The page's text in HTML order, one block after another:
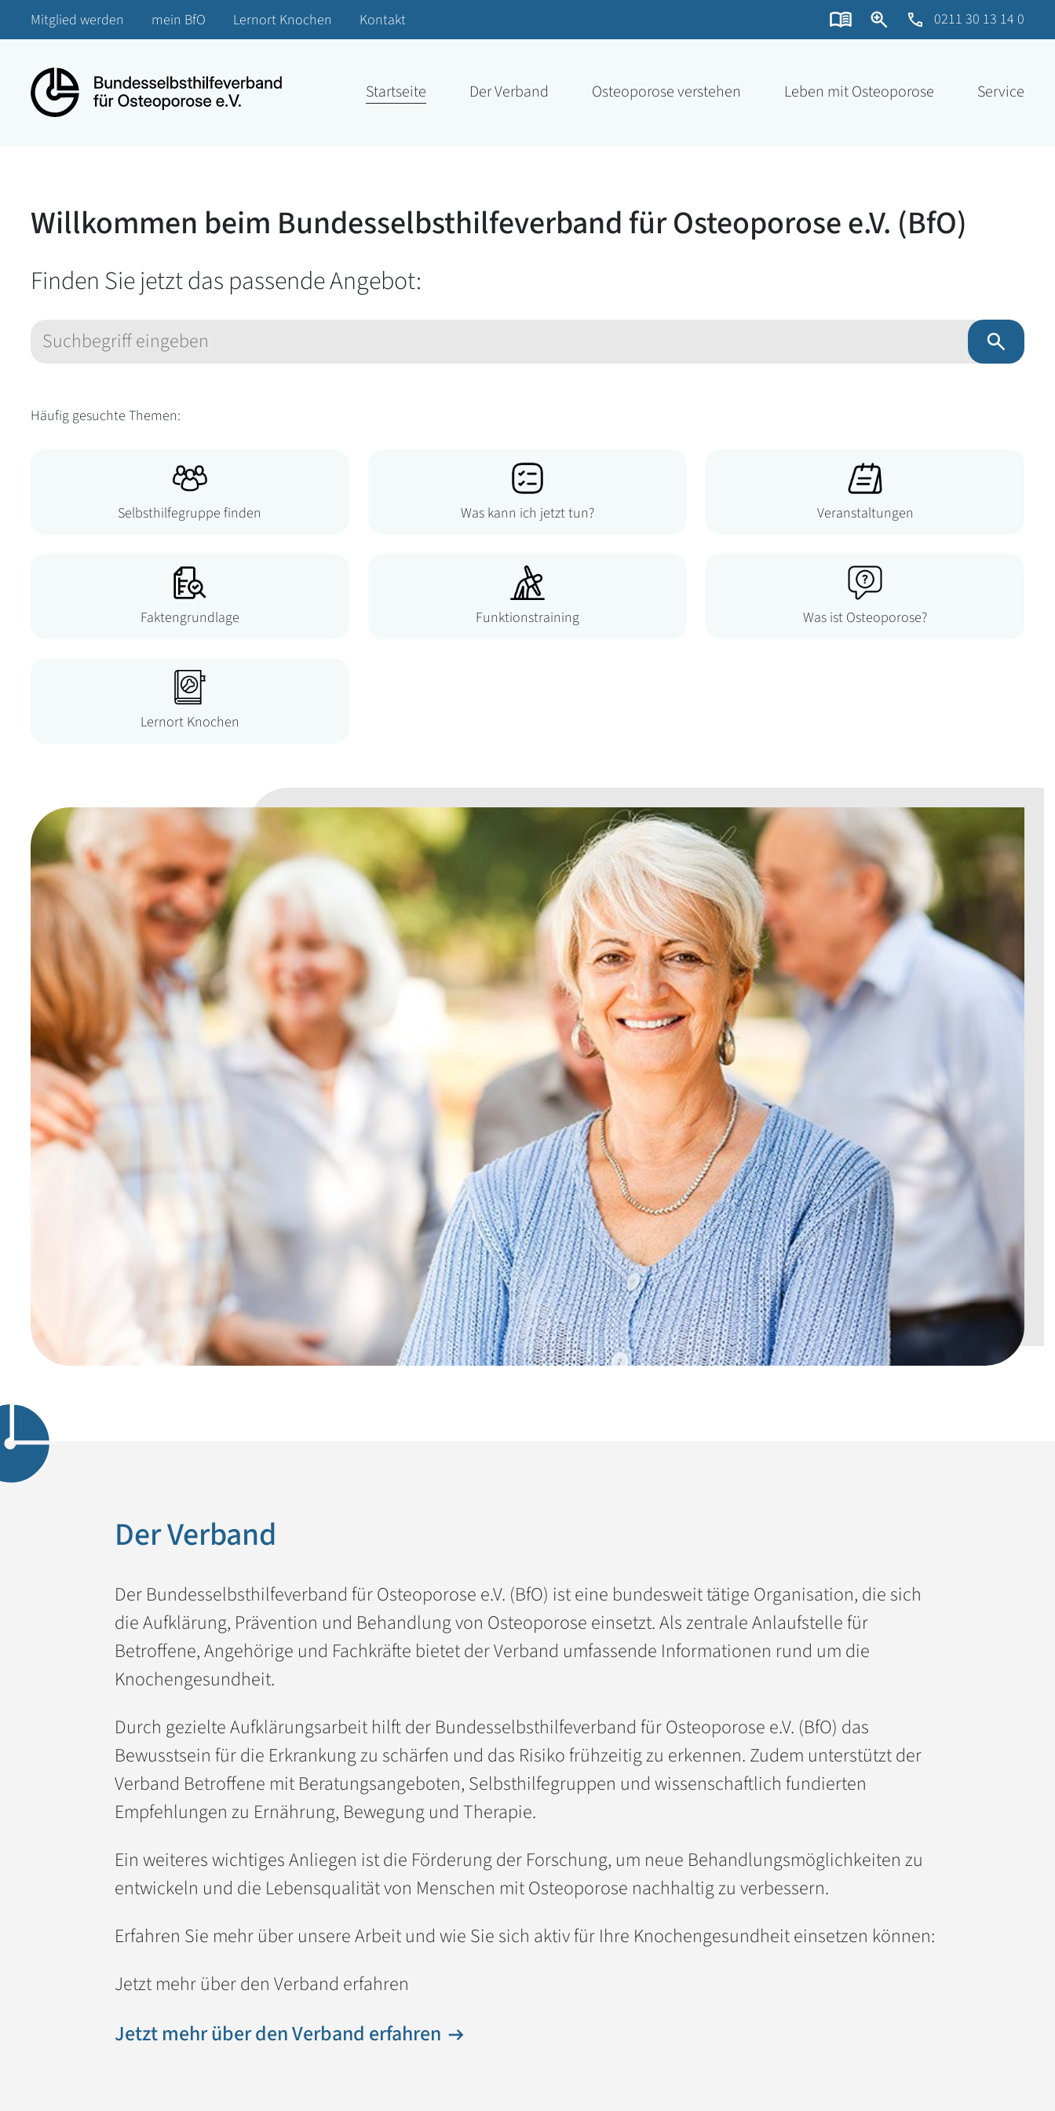
Mitglied werden mein BfO Lernort Knochen Kontakt 0211 30 13 14 0
Startseite Der Verband Osteoporose verstehen Leben mit Osteoporose Service
Willkommen beim Bundesselbsthilfeverband für Osteoporose e.V. (BfO)
Finden Sie jetzt das passende Angebot:
Suchen
Häufig gesuchte Themen:
Selbsthilfegruppe finden Was kann ich jetzt tun? Veranstaltungen
Faktengrundlage Funktionstraining Was ist Osteoporose?
Lernort Knochen
Der Verband
Der Bundesselbsthilfeverband für Osteoporose e.V. (BfO) ist eine bundesweit tätige Organisation, die sich
die Aufklärung, Prävention und Behandlung von Osteoporose einsetzt. Als zentrale Anlaufstelle für
Betroffene, Angehörige und Fachkräfte bietet der Verband umfassende Informationen rund um die
Knochengesundheit.
Durch gezielte Aufklärungsarbeit hilft der Bundesselbsthilfeverband für Osteoporose e.V. (BfO) das
Bewusstsein für die Erkrankung zu schärfen und das Risiko frühzeitig zu erkennen. Zudem unterstützt der
Verband Betroffene mit Beratungsangeboten, Selbsthilfegruppen und wissenschaftlich fundierten
Empfehlungen zu Ernährung, Bewegung und Therapie.
Ein weiteres wichtiges Anliegen ist die Förderung der Forschung, um neue Behandlungsmöglichkeiten zu
entwickeln und die Lebensqualität von Menschen mit Osteoporose nachhaltig zu verbessern.
Erfahren Sie mehr über unsere Arbeit und wie Sie sich aktiv für Ihre Knochengesundheit einsetzen können:
Jetzt mehr über den Verband erfahren
Jetzt mehr über den Verband erfahren